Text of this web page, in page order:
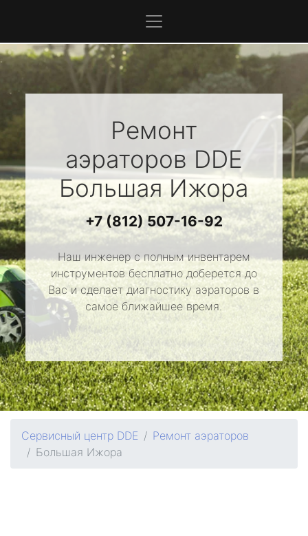
Ремонт
аэраторов DDE
Большая Ижора
+7 (812) 507-16-92
Наш инженер с полным инвентарем
инструментов бесплатно доберется до
Вас и сделает диагностику аэраторов в
самое ближайшее время.
Сервисный центр DDE
Ремонт аэраторов
Большая Ижора